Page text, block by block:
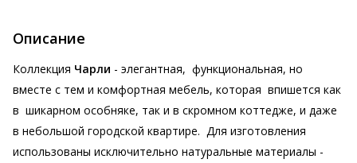
Описание
Коллекция Чарли - элегантная, функциональная, но
вместе с тем и комфортная мебель, которая впишется как
в шикарном особняке, так и в скромном коттедже, и даже
в небольшой городской квартире. Для изготовления
использованы исключительно натуральные материалы -